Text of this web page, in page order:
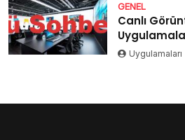
GENEL
Canlı
Uygulamaları